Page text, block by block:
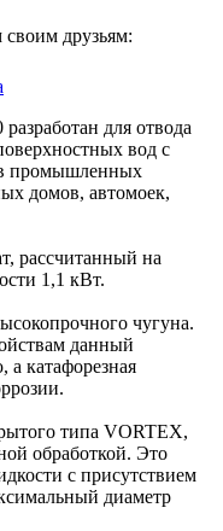
своим друзьям:
для отвода
вод с
промышленных
домов, автомоек,
рассчитанный на
1,1 кВт.
чугуна.
данный
а катафорезная
типа VORTEX,
обработкой. Это
с присутствием
диаметр